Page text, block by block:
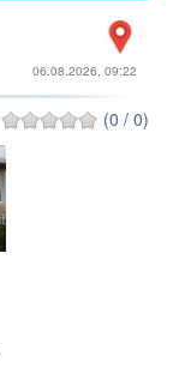
06.08.2026, 09:22
(0 / 0)